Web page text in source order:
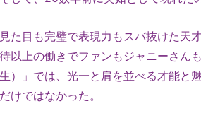
た目も完璧で表現力もスバ抜けた天
以上の働きでファンもジャニーさん
生）」では、光一と肩を並べる才能
けではなかった。